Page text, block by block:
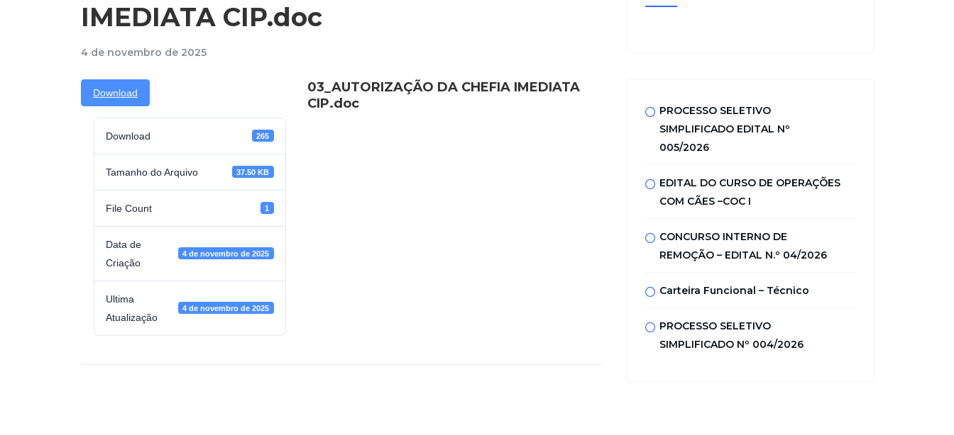
IMEDIATA CIP.doc
4 de novembro de 2025
Download
Download 265
Tamanho do Arquivo 37.50 KB
File Count 1
Data de
Criação
4 de novembro de 2025
Ultima
Atualização
4 de novembro de 2025
03_AUTORIZAÇÃO DA CHEFIA IMEDIATA
CIP.doc
PROCESSO SELETIVO
SIMPLIFICADO EDITAL Nº
005/2026
EDITAL DO CURSO DE OPERAÇÕES
COM CÃES –COC I
CONCURSO INTERNO DE
REMOÇÃO – EDITAL N.º 04/2026
Carteira Funcional – Técnico
PROCESSO SELETIVO
SIMPLIFICADO Nº 004/2026